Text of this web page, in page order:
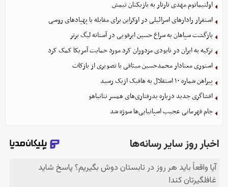
اولتیماتوم مهدی تارتار به بازیکنان تیمش
استقرار رادارهای اسرائیلی در اوکراین برای مقابله با پهپادهای روسی
بازگشت سپاهان به سراغ حسین ابرقویی در آستانه لیگ برتر
ترکیه به ایران در نابودی مزدوران کرد مورد حمایت آمریکا کمک کرد
استوری معنادار محمدحسین میثاقی با تصویری از بازکات
پیراهن شماره ۱۰ استقلال به هافبک ازبک رسید
افشاگری جدید درباره بدرفتاری‌های همسر نتانیاهو
جام قهرمانی عجیب اسپانیایی‌ها سوژه شد